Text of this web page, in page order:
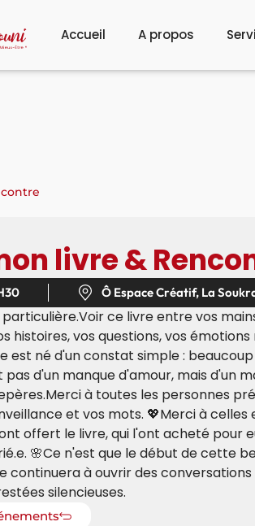
Accueil A propos
livre &
Ô Espace Créatif, La
ce livre entre vos
histoires, vos questions, vos émotions
est né d'un constat simple :
d'un manque d'amour, mais d'un
à toutes les personnes
et vos mots. 💖Merci à celles
offert le livre, qui l'ont acheté pour
🌸Ce n'est que le début de cette
continuera à ouvrir des conversations
silencieuses.